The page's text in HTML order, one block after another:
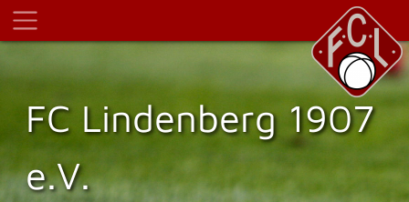
FC Lindenberg 1907
e.V.